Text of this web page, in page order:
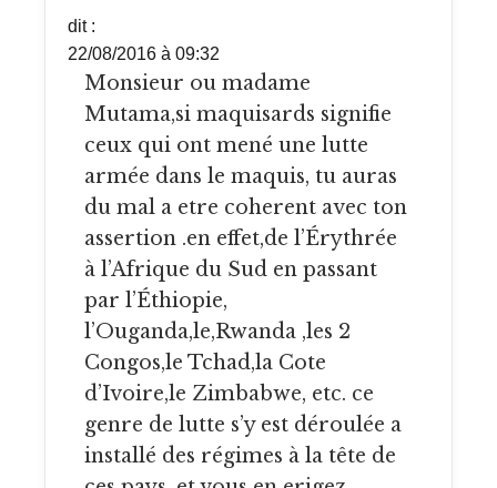
dit :
22/08/2016 à 09:32
Monsieur ou madame
Mutama,si maquisards signifie
ceux qui ont mené une lutte
armée dans le maquis, tu auras
du mal a etre coherent avec ton
assertion .en effet,de l’Érythrée
à l’Afrique du Sud en passant
par l’Éthiopie,
l’Ouganda,le,Rwanda ,les 2
Congos,le Tchad,la Cote
d’Ivoire,le Zimbabwe, etc. ce
genre de lutte s’y est déroulée a
installé des régimes à la tête de